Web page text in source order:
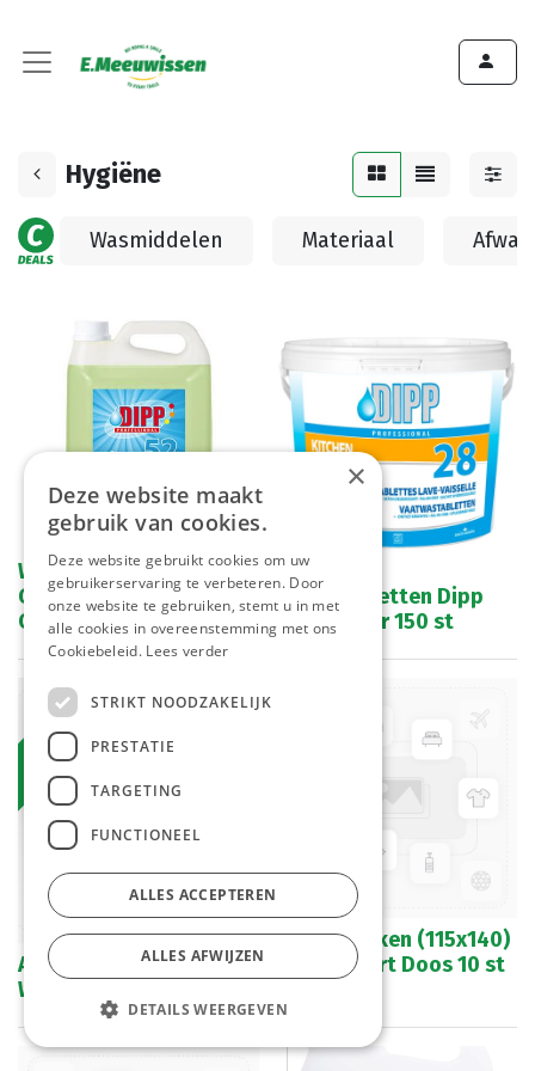
Hygiëne
Wasmiddelen Materiaal Afwas
Wasverzachter Geco.
Green Thee Dipp (52)
Can 5 L
Afwastabletten Dipp
(28) Emmer 150 st
End of life
Aftrekker Wit Met
Waterrand 35 cm 1 st
Vuilniszakken (115x140)
240 lt Zwart Doos 10 st
×
Deze website maakt
gebruik van cookies.
Deze website gebruikt cookies om uw
gebruikerservaring te verbeteren. Door
onze website te gebruiken, stemt u in met
alle cookies in overeenstemming met ons
Cookiebeleid. Lees verder
STRIKT NOODZAKELIJK
PRESTATIE
TARGETING
FUNCTIONEEL
ALLES ACCEPTEREN
ALLES AFWIJZEN
DETAILS WEERGEVEN